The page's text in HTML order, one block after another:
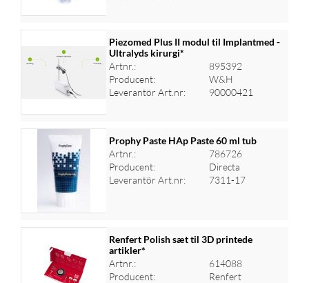
Logga in för priser
Piezomed Plus II modul til Implantmed -
Ultralyds kirurgi*
Artnr.:
895392
Producent:
W&H
Leverantör Art.nr:
90000421
Logga in för priser
Prophy Paste HAp Paste 60 ml tub
Artnr.:
786726
Producent:
Directa
Leverantör Art.nr:
7311-17
Logga in för priser
Renfert Polish sæt til 3D printede
artikler*
Artnr.:
614088
Producent:
Renfert